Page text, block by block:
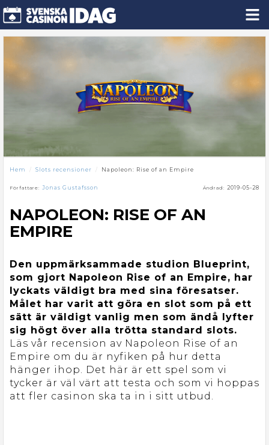
Hem Slots recensioner Napoleon: Rise of an Empire
Författare: Jonas Gustafsson Ändrad: 2019-05-28
NAPOLEON: RISE OF AN
EMPIRE
Den uppmärksammade studion Blueprint,
som gjort Napoleon Rise of an Empire, har
lyckats väldigt bra med sina föresatser.
Målet har varit att göra en slot som på ett
sätt är väldigt vanlig men som ändå lyfter
sig högt över alla trötta standard slots.
Läs vår recension av Napoleon Rise of an
Empire om du är nyfiken på hur detta
hänger ihop. Det här är ett spel som vi
tycker är väl värt att testa och som vi hoppas
att fler casinon ska ta in i sitt utbud.